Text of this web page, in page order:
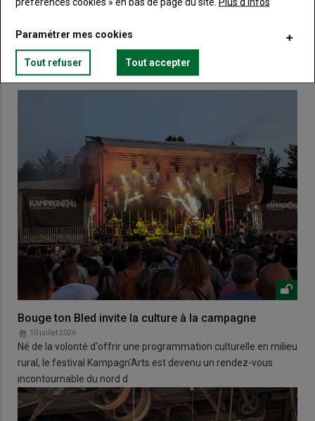
VOUS AIMEREZ AUSSI
Bouge ton Bled invite la culture à la campagne
10 juillet 2026
Né de la volonté d'offrir une programmation culturelle en milieu
rural, le festival Kampagn'Arts est devenu un rendez-vous
incontournable du nord d
Paramétrer mes cookies
Tout refuser Tout accepter